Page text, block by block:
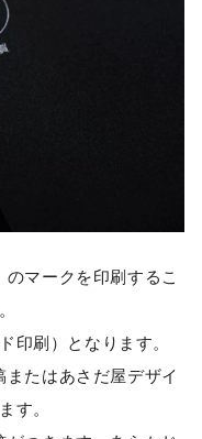
のマークを印刷するこ
印刷）となります。
たはあさだ屋デザイ
す。